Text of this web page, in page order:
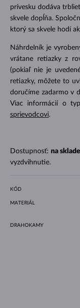
prívesku dodáva
skvele dopĺňa.
ktorý sa skvele hodí
Náhrdelník je
vrátane retiazky z
(pokiaľ nie je
retiazky, môžete to
doručíme zadarmo v
Viac informácií o
sprievodcovi.
Dostupnosť: na sklade
vyzdvihnutie.
KÓD
MATERIÁL
DRAHOKAMY